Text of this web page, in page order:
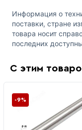
Информация о
поставки, стране
товара носит
последних
С этим
-9%